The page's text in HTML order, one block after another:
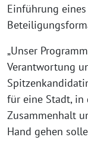
Einführung
„Unser
Verantwortung
für eine Stadt, in
Zusammenhalt
Hand gehen